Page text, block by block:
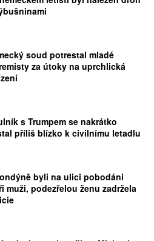
soud potrestal mladé
za útoky na uprchlická
s Trumpem se nakrátko
příliš blízko k civilnímu letadlu
byli na ulici pobodáni
muži, podezřelou ženu zadržela